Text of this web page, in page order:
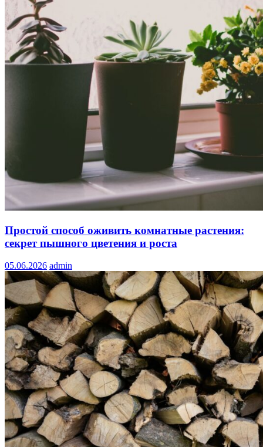
Простой способ оживить комнатные растения:
секрет пышного цветения и роста
05.06.2026 admin